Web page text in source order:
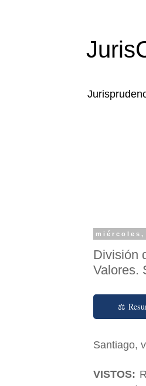
miércoles,
División
Valores.
⚖
Santiago,
VISTOS: